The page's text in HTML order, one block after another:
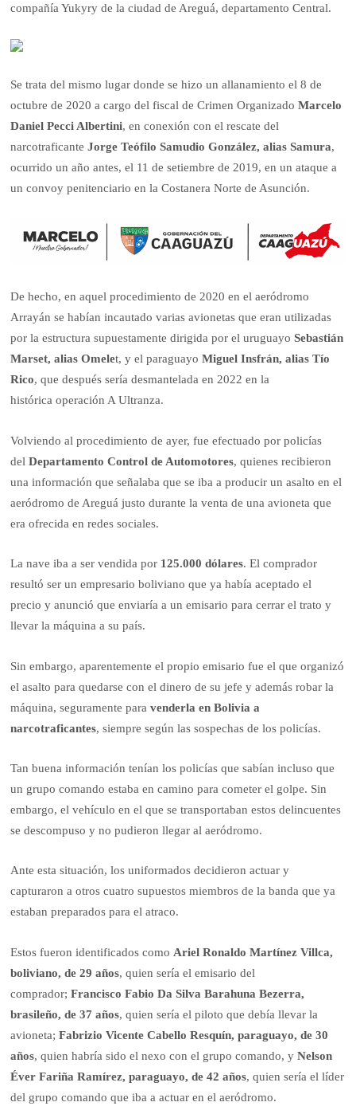
compañía Yukyry de la ciudad de Areguá, departamento Central.
Se trata del mismo lugar donde se hizo un allanamiento el 8 de
octubre de 2020 a cargo del fiscal de Crimen OrganizadoMarcelo
Daniel Pecci Albertini, en conexión con el rescate del
narcotraficanteJorge Teófilo Samudio González, alias Samura,
ocurrido un año antes, el 11 de setiembre de 2019, en un ataque a
un convoy penitenciario en la Costanera Norte de Asunción.
De hecho, en aquel procedimiento de 2020 en el aeródromo
Arrayán se habían incautado varias avionetas que eran utilizadas
por la estructura supuestamente dirigida por el uruguayoSebastián
Marset, alias Omelet, y el paraguayoMiguel Insfrán, alias Tío
Rico, que después sería desmantelada en 2022 en la
histórica operación A Ultranza.
Volviendo al procedimiento de ayer, fue efectuado por policías
delDepartamento Control de Automotores, quienes recibieron
una información que señalaba que se iba a producir un asalto en el
aeródromo de Areguá justo durante la venta de una avioneta que
era ofrecida en redes sociales.
La nave iba a ser vendida por 125.000 dólares. El comprador
resultó ser un empresario boliviano que ya había aceptado el
precio y anunció que enviaría a un emisario para cerrar el trato y
llevar la máquina a su país.
Sin embargo, aparentemente el propio emisario fue el que organizó
el asalto para quedarse con el dinero de su jefe y además robar la
máquina, seguramente para venderla en Bolivia a
narcotraficantes, siempre según las sospechas de los policías.
Tan buena información tenían los policías que sabían incluso que
un grupo comando estaba en camino para cometer el golpe. Sin
embargo, el vehículo en el que se transportaban estos delincuentes
se descompuso y no pudieron llegar al aeródromo.
Ante esta situación, los uniformados decidieron actuar y
capturaron a otros cuatro supuestos miembros de la banda que ya
estaban preparados para el atraco.
Estos fueron identificados como Ariel Ronaldo Martínez Villca,
boliviano, de 29 años, quien sería el emisario del
comprador;Francisco Fabio Da Silva Barahuna Bezerra,
brasileño, de 37 años, quien sería el piloto que debía llevar la
avioneta; Fabrizio Vicente Cabello Resquín, paraguayo, de 30
años, quien habría sido el nexo con el grupo comando, yNelson
Éver Fariña Ramírez, paraguayo, de 42 años, quien sería el líder
del grupo comando que iba a actuar en el aeródromo.